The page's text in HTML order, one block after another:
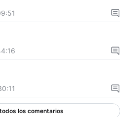
los comentarios